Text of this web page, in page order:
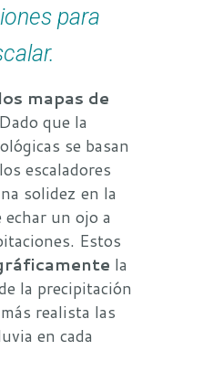
para
mapas de
Dado que la
se basan
escaladores
solidez en la
un ojo a
Estos
la
la precipitación
realista las
en cada